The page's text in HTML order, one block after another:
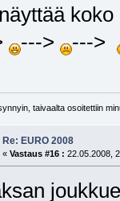
---> --->
taivaalta osoitettiin
Re: EURO 2008
« Vastaus #16 : 22.05.2008,